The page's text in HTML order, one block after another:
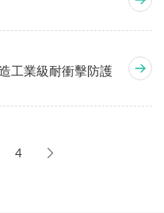
工業級耐衝擊防護
4